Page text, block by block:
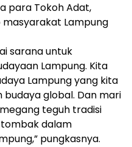
para Tokoh Adat,
Lampung
sarana untuk
Lampung. Kita
Lampung yang kita
global. Dan mari
teguh tradisi
tombak dalam
pungkasnya.